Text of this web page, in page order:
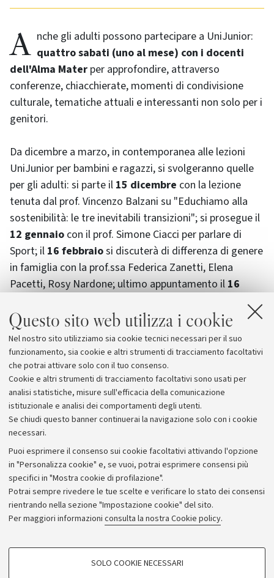
Questo sito web utilizza i cookie
Nel nostro sito utilizziamo sia cookie tecnici necessari per il suo
funzionamento, sia cookie e altri strumenti di tracciamento facoltativi
che potrai attivare solo con il tuo consenso.
Cookie e altri strumenti di tracciamento facoltativi sono usati per
analisi statistiche, misure sull'efficacia della comunicazione
istituzionale e analisi dei comportamenti degli utenti.
Se chiudi questo banner continuerai la navigazione solo con i cookie
necessari.
Puoi esprimere il consenso sui cookie facoltativi attivando l'opzione
in "Personalizza cookie" e, se vuoi, potrai esprimere consensi più
specifici in "Mostra cookie di profilazione".
Potrai sempre rivedere le tue scelte e verificare lo stato dei consensi
rientrando nella sezione "Impostazione cookie" del sito.
Per maggiori informazioni consulta la nostra Cookie policy.
COOKIE DI PROFILAZIONE - FACOLTATIVI
SOLO COOKIE NECESSARI
Anche gli adulti possono partecipare a UniJunior:
quattro sabati (uno al mese) con i docenti
dell'Alma Mater per approfondire, attraverso
conferenze, chiacchierate, momenti di condivisione
culturale, tematiche attuali e interessanti non solo per i
genitori.
Da dicembre a marzo, in contemporanea alle lezioni
UniJunior per bambini e ragazzi, si svolgeranno quelle
per gli adulti: si parte il 15 dicembre con la lezione
tenuta dal prof. Vincenzo Balzani su "Educhiamo alla
sostenibilità: le tre inevitabili transizioni"; si prosegue il
12 gennaio con il prof. Simone Ciacci per parlare di
Sport; il 16 febbraiosi discuterà di differenza di genere
in famiglia con la prof.ssa Federica Zanetti, Elena
Pacetti, Rosy Nardone; ultimo appuntamento il 16
con la prof.ssa Stefania Pellegrini per discutere
di Mafia nei nostri territori.
Tutte le informazioni su come iscriversi sonosul sito
UniJunior.
Archivio
Comunicati stampa
Redazione
Rassegna stampa